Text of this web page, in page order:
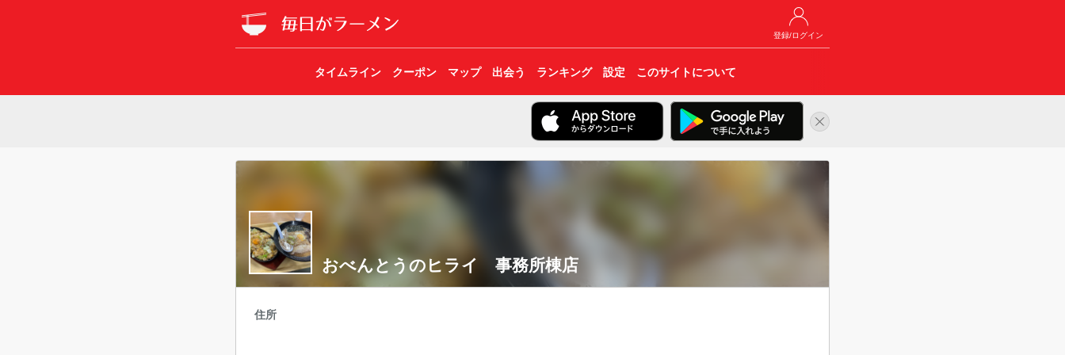
登録/ログイン
タイムライン クーポン マップ 出会う ランキング 設定 このサイトについて
おべんとうのヒライ 事務所棟店
住所